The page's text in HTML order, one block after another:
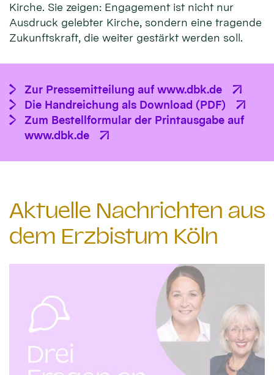
Kirche. Sie zeigen: Engagement ist nicht nur
Ausdruck gelebter Kirche, sondern eine tragende
Zukunftskraft, die weiter gestärkt werden soll.
Zur Pressemitteilung auf www.dbk.de
Die Handreichung als Download (PDF)
Zum Bestellformular der Printausgabe auf
www.dbk.de
Aktuelle Nachrichten aus
dem Erzbistum Köln